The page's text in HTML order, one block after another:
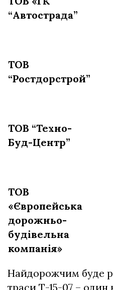
“Автострада”
ТОВ
“Ростдорстрой”
ТОВ “Техно-
Буд-Центр”
ТОВ
«Європейська
дорожньо-
будівельна
компанія»
Найдорожчим буде
траси Т-15-07 – один